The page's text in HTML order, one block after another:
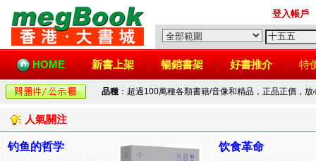
登入帳戶
HOME 新書上架 暢銷書架 好書推介 特
品種 ：超過100萬種各類書籍/音像和精品，正品正價，
人氣關注
钓鱼的哲学 饮食革命